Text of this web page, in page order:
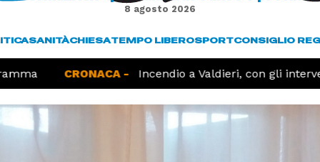
8 agosto 2026
SANITÀCHIESATEMPO LIBEROSPORTCONSIGLIO
CRONACA - Incendio a Valdieri, con gli